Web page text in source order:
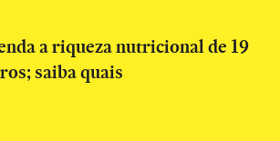
a riqueza nutricional de 19
saiba quais